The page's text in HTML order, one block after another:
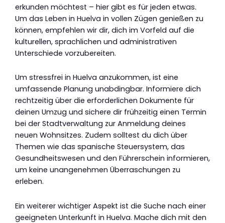
erkunden möchtest – hier gibt es für jeden etwas.
Um das Leben in Huelva in vollen Zügen genießen zu
können, empfehlen wir dir, dich im Vorfeld auf die
kulturellen, sprachlichen und administrativen
Unterschiede vorzubereiten.
Um stressfrei in Huelva anzukommen, ist eine
umfassende Planung unabdingbar. Informiere dich
rechtzeitig über die erforderlichen Dokumente für
deinen Umzug und sichere dir frühzeitig einen Termin
bei der Stadtverwaltung zur Anmeldung deines
neuen Wohnsitzes. Zudem solltest du dich über
Themen wie das spanische Steuersystem, das
Gesundheitswesen und den Führerschein informieren,
um keine unangenehmen Überraschungen zu
erleben.
Ein weiterer wichtiger Aspekt ist die Suche nach einer
geeigneten Unterkunft in Huelva. Mache dich mit den